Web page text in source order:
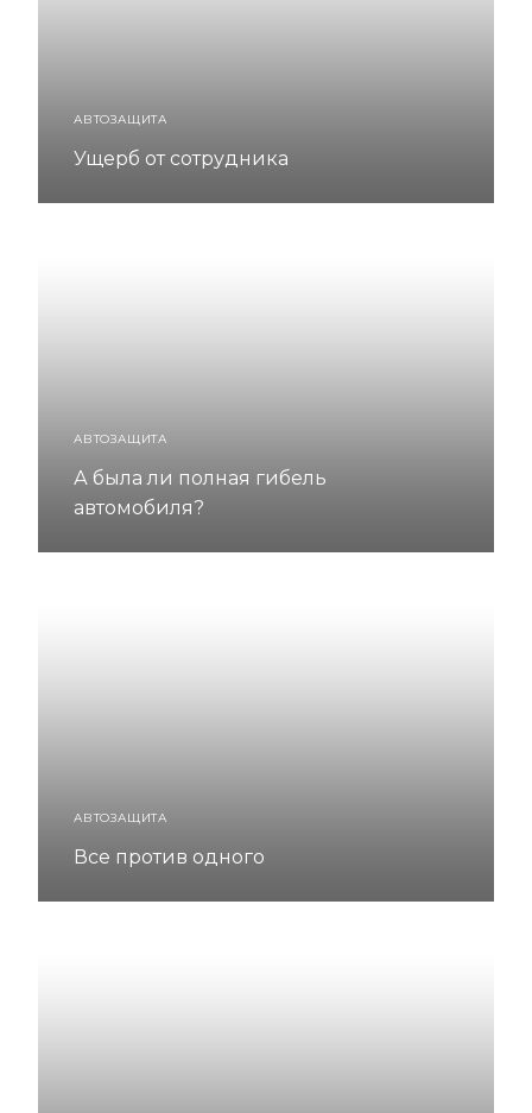
АВТОЗАЩИТА
Ущерб от сотрудника
АВТОЗАЩИТА
А была ли полная гибель
автомобиля?
АВТОЗАЩИТА
Все против одного